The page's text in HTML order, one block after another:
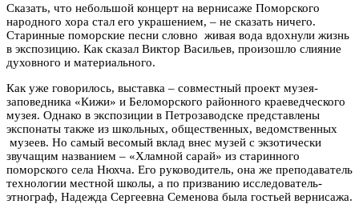
Сказать, что небольшой концерт на вернисаже Поморского
народного хора стал его украшением, – не сказать ничего.
Старинные поморские песни словно живая вода вдохнули жизнь
в экспозицию. Как сказал Виктор Васильев, произошло слияние
духовного и материального.
Как уже говорилось, выставка – совместный проект музея-
заповедника «Кижи» и Беломорского районного краеведческого
музея. Однако в экспозиции в Петрозаводске представлены
экспонаты также из школьных, общественных, ведомственных
музеев. Но самый весомый вклад внес музей с экзотически
звучащим названием – «Хламной сарай» из старинного
поморского села Нюхча. Его руководитель, она же преподаватель
технологии местной школы, а по призванию исследователь-
этнограф, Надежда Сергеевна Семенова была гостьей вернисажа.